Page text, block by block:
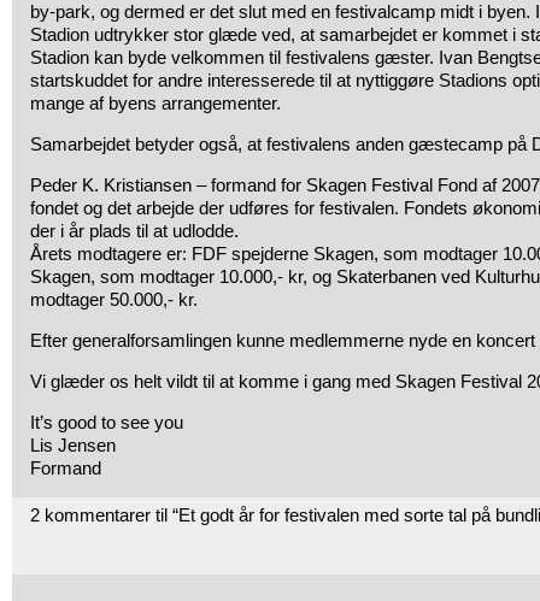
by-park, og dermed er det slut med en festivalcamp midt i byen.
Stadion udtrykker stor glæde ved, at samarbejdet er kommet i
Stadion kan byde velkommen til festivalens gæster. Ivan
startskuddet for andre interesserede til at nyttiggøre Stadions
mange af byens arrangementer.
Samarbejdet betyder også, at festivalens anden gæstecamp
Peder K. Kristiansen – formand for Skagen Festival Fond af
fondet og det arbejde der udføres for festivalen. Fondets
der i år plads til at udlodde.
Årets modtagere er: FDF spejderne Skagen, som modtager
Skagen, som modtager 10.000,- kr, og Skaterbanen ved
modtager 50.000,- kr.
Efter generalforsamlingen kunne medlemmerne nyde en
Vi glæder os helt vildt til at komme i gang med Skagen Festival
It’s good to see you
Lis Jensen
Formand
2 kommentarer til “Et godt år for festivalen med sorte tal på